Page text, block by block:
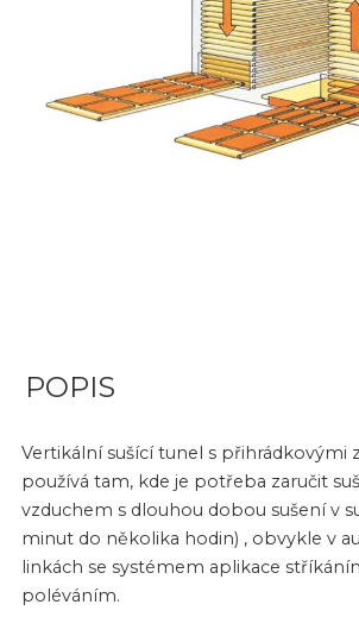
POPIS
Vertikální sušící tunel s přihrádkovými
používá tam, kde je potřeba zaručit
vzduchem s dlouhou dobou sušení v
minut do několika hodin) , obvykle v
linkách se systémem aplikace
poléváním.